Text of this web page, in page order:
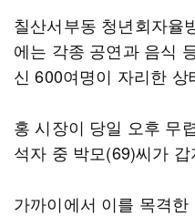
칠산서부동 청년회자율
에는 각종 공연과 음식
신 600여명이 자리한 상
홍 시장이 당일 오후 무
석자 중 박모(69)씨가
가까이에서 이를 목격